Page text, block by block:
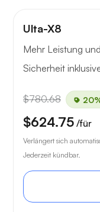
Ulta-X8
Mehr Leistung
Sicherheit
$780.68
$624.75 /für
Verlängert sich
Jederzeit kündbar.